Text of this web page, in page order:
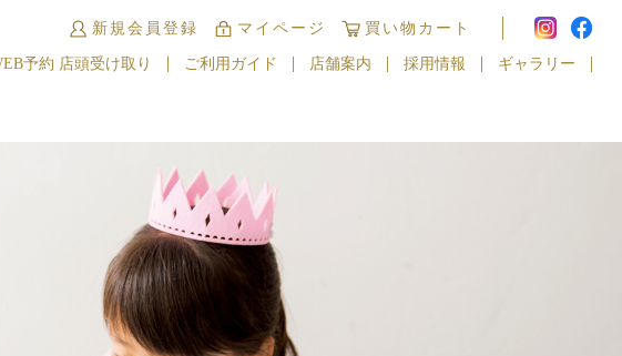
新規会員登録 マイページ 買い物カート
予約 店頭受け取り ご利用ガイド 店舗案内 採用情報 ギャラリー